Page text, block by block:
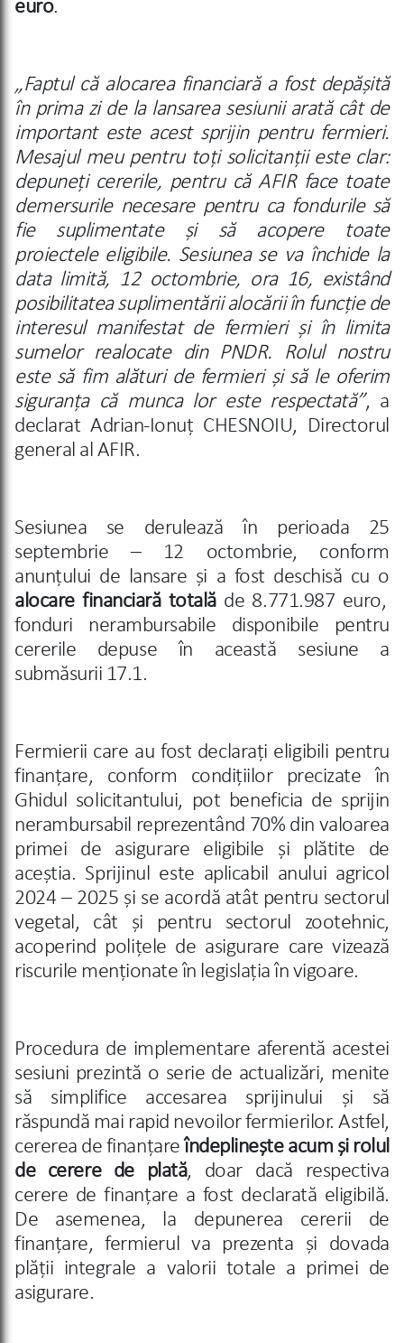
euro.
„Faptul că alocarea financiară a fost depășită
în prima zi de la lansarea sesiunii arată cât de
important este acest sprijin pentru fermieri.
Mesajul meu pentru toți solicitanții este clar:
depuneți cererile, pentru că AFIR face toate
demersurile necesare pentru ca fondurile să
fie suplimentate și să acopere toate
proiectele eligibile. Sesiunea se va închide la
data limită, 12 octombrie, ora 16, existând
posibilitatea suplimentării alocării în funcție de
interesul manifestat de fermieri și în limita
sumelor realocate din PNDR. Rolul nostru
este să fim alături de fermieri și să le oferim
siguranța că munca lor este respectată”, a
declarat Adrian-Ionuț CHESNOIU, Directorul
general al AFIR.
Sesiunea se derulează în perioada 25
septembrie – 12 octombrie, conform
anunțului de lansare și a fost deschisă cu o
alocare financiară totală de 8.771.987 euro,
fonduri nerambursabile disponibile pentru
cererile depuse în această sesiune a
submăsurii 17.1.
Fermierii care au fost declarați eligibili pentru
finanțare, conform condițiilor precizate în
Ghidul solicitantului, pot beneficia de sprijin
nerambursabil reprezentând 70% din valoarea
primei de asigurare eligibile și plătite de
aceștia. Sprijinul este aplicabil anului agricol
2024 – 2025 și se acordă atât pentru sectorul
vegetal, cât și pentru sectorul zootehnic,
acoperind polițele de asigurare care vizează
riscurile menționate în legislația în vigoare.
Procedura de implementare aferentă acestei
sesiuni prezintă o serie de actualizări, menite
să simplifice accesarea sprijinului și să
răspundă mai rapid nevoilor fermierilor. Astfel,
cererea de finanțareîndeplinește acum și rolul
de cerere de plată, doar dacă respectiva
cerere de finanțare a fost declarată eligibilă.
De asemenea, la depunerea cererii de
finanțare, fermierul va prezenta și dovada
plății integrale a valorii totale a primei de
asigurare.